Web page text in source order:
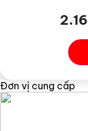
Đơn vị cung cấp